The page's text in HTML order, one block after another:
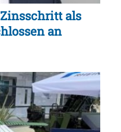
als
an